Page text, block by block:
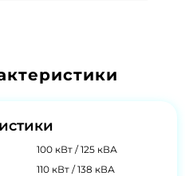
100 кВт / 125 кВА
110 кВт / 138 кВА